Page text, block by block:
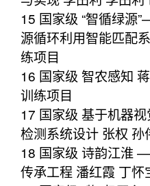
15 国家级 “智循绿源
源循环利用智能匹配
练项目
16 国家级 智农感知
训练项目
17 国家级 基于机器
检测系统设计 张权 孙
18 国家级 诗韵江淮
传承工程 潘红霞 丁怀